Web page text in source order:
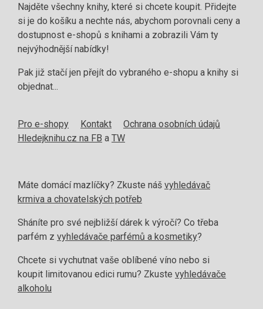
Najděte všechny knihy, které si chcete koupit. Přidejte
si je do košíku a nechte nás, abychom porovnali ceny a
dostupnost e-shopů s knihami a zobrazili Vám ty
nejvýhodnější nabídky!
Pak již stačí jen přejít do vybraného e-shopu a knihy si
objednat...
Pro e-shopy Kontakt
Ochrana osobních údajů
Hledejknihu.cz na FB a TW
Máte domácí mazlíčky? Zkuste náš vyhledávač
krmiva a chovatelských potřeb
Sháníte pro své nejbližší dárek k výročí? Co třeba
parfém z vyhledávače parfémů a kosmetiky?
Chcete si vychutnat vaše oblíbené víno nebo si
koupit limitovanou edici rumu? Zkuste vyhledávače
alkoholu